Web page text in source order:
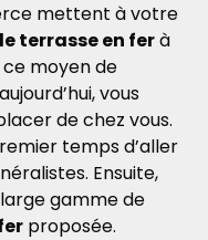
mettent à votre
terrasse en ferà
moyen de
vous
de chez vous.
temps d’aller
Ensuite,
gamme de
proposée.